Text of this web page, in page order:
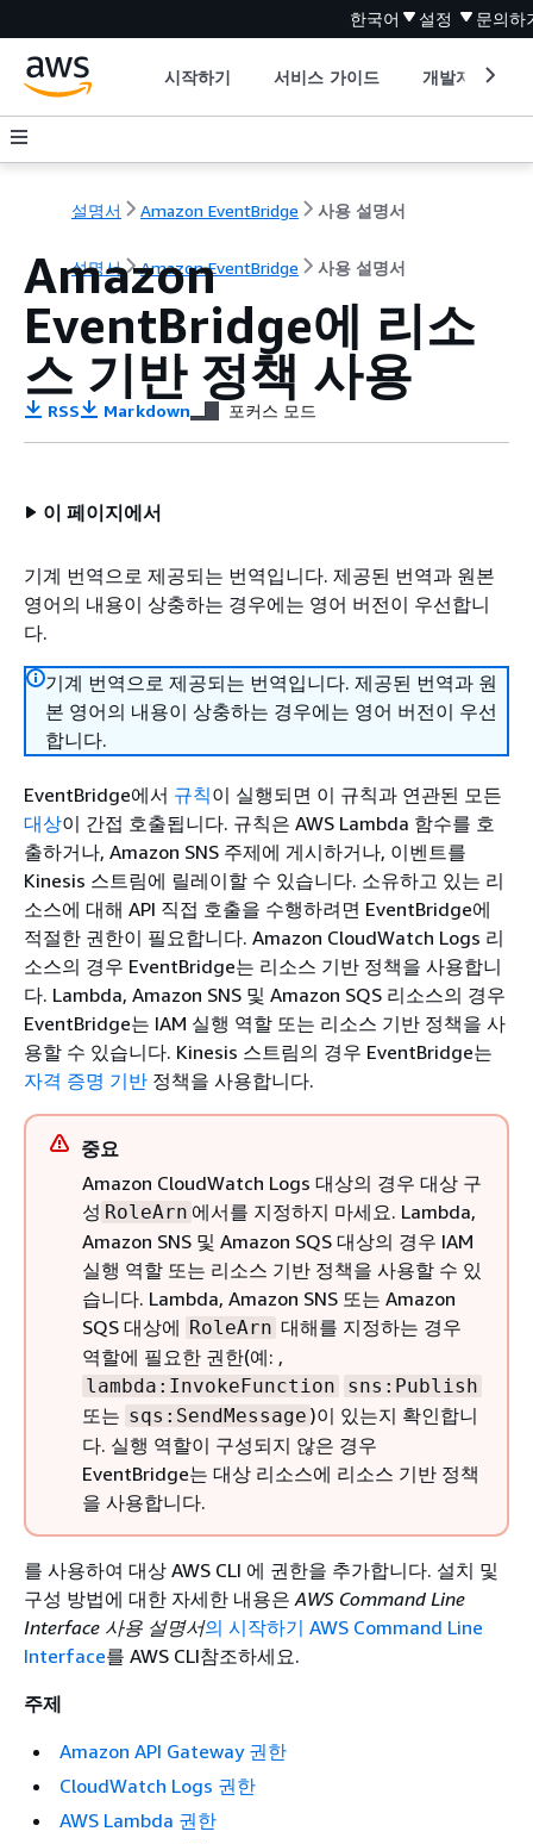
한국어 설정 문의하
시작하기 서비스 가이드 개발자 도구
설명서 Amazon EventBridge 사용 설명서
설명서 Amazon EventBridge 사용 설명서
Amazon
EventBridge에 리소
스 기반 정책 사용
RSS Markdown 포커스 모드
이 페이지에서
기계 번역으로 제공되는 번역입니다. 제공된 번역과 원본
영어의 내용이 상충하는 경우에는 영어 버전이 우선합니
다.
기계 번역으로 제공되는 번역입니다. 제공된 번역과 원
본 영어의 내용이 상충하는 경우에는 영어 버전이 우선
합니다.
EventBridge에서 규칙이 실행되면 이 규칙과 연관된 모든
대상이 간접 호출됩니다. 규칙은 AWS Lambda 함수를 호
출하거나, Amazon SNS 주제에 게시하거나, 이벤트를
Kinesis 스트림에 릴레이할 수 있습니다. 소유하고 있는 리
소스에 대해 API 직접 호출을 수행하려면 EventBridge에
적절한 권한이 필요합니다. Amazon CloudWatch Logs 리
소스의 경우 EventBridge는 리소스 기반 정책을 사용합니
다. Lambda, Amazon SNS 및 Amazon SQS 리소스의 경우
EventBridge는 IAM 실행 역할 또는 리소스 기반 정책을 사
용할 수 있습니다. Kinesis 스트림의 경우 EventBridge는
자격 증명 기반 정책을 사용합니다.
중요
Amazon CloudWatch Logs 대상의 경우 대상 구
성 RoleArn 에서를 지정하지 마세요. Lambda,
Amazon SNS 및 Amazon SQS 대상의 경우 IAM
실행 역할 또는 리소스 기반 정책을 사용할 수 있
습니다. Lambda, Amazon SNS 또는 Amazon
SQS 대상에 RoleArn 대해를 지정하는 경우
역할에 필요한 권한(예: ,
lambda:InvokeFunction sns:Publish
또는 sqs:SendMessage )이 있는지 확인합니
다. 실행 역할이 구성되지 않은 경우
EventBridge는 대상 리소스에 리소스 기반 정책
을 사용합니다.
를 사용하여 대상 AWS CLI 에 권한을 추가합니다. 설치 및
구성 방법에 대한 자세한 내용은AWS Command Line
Interface 사용 설명서의 시작하기 AWS Command Line
Interface를 AWS CLI참조하세요.
주제
Amazon API Gateway 권한
CloudWatch Logs 권한
AWS Lambda 권한